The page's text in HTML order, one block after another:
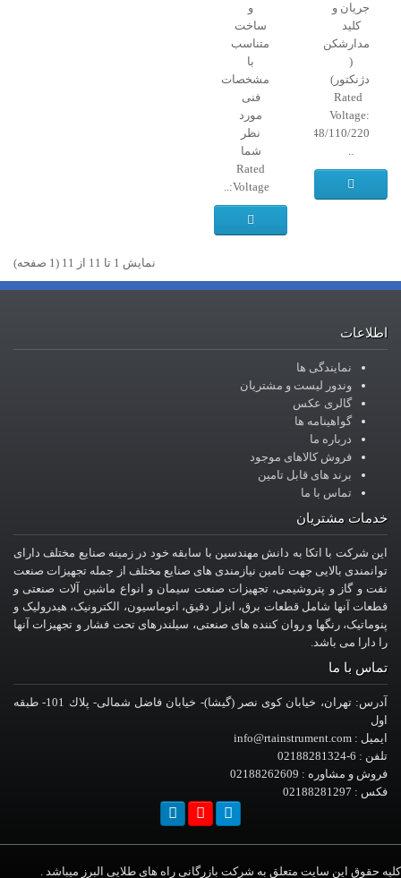
جریان و
کلید
مدارشکن
(
دژنکتور)
Rated
Voltage:
12/24/48/110/220
..
و
ساخت
متناسب
با
مشخصات
فنی
مورد
نظر
شما
Rated
Voltage:..
نمايش 1 تا 11 از 11 (1 صفحه)
اطلاعات
نمایندگی ها
وندور لیست و مشتریان
گالری عکس
گواهینامه ها
درباره ما
فروش کالاهای موجود
برند های قابل تامین
تماس با ما
خدمات مشتریان
این شرکت با اتکا به دانش مهندسین با سابقه خود در زمینه صنایع مختلف دارای
توانمندی بالایی جهت تامین نیازمندی های صنایع مختلف از جمله تجهیزات صنعت
نفت و گاز و پتروشیمی، تجهیزات صنعت سیمان و انواع ماشین آلات صنعتی و
قطعات آنها شامل قطعات برق، ابزار دقیق، اتوماسیون، الکترونیک، هیدرولیک و
پنوماتیک، رنگها و روان کننده های صنعتی، سیلندرهای تحت فشار و تجهیزات آنها
را دارا می باشد.
تماس با ما
آدرس: تهران، خيابان کوی نصر (گیشا)- خيابان فاضل شمالی- پلاك 101- طبقه
اول
ایمیل : info@rtainstrument.com
تلفن : 6-02188281324
فروش و مشاوره : 02188262609
فکس : 02188281297
کلیه حقوق این سایت متعلق به شرکت بازرگانی راه های طلایی البرز میباشد .